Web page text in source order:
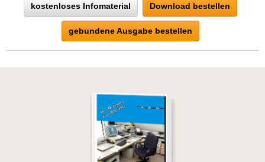
kostenloses Infomaterial Download bestellen
gebundene Ausgabe bestellen